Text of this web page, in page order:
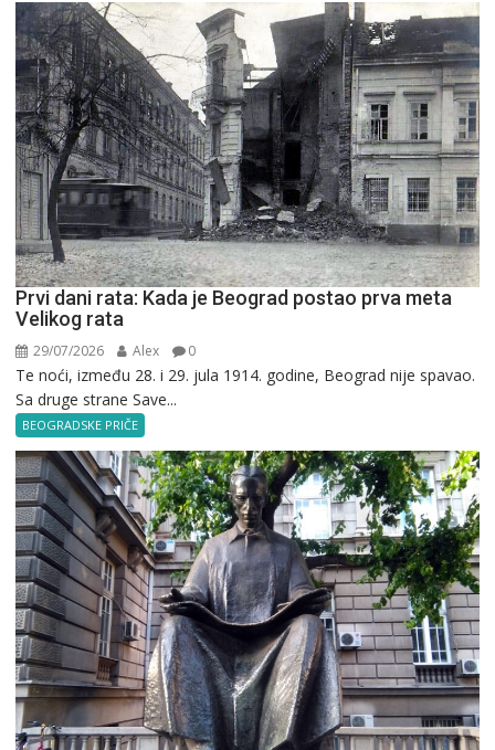
Prvi dani rata: Kada je Beograd postao prva meta
Velikog rata
29/07/2026 Alex 0
Te noći, između 28. i 29. jula 1914. godine, Beograd nije spavao.
Sa druge strane Save...
BEOGRADSKE PRIČE